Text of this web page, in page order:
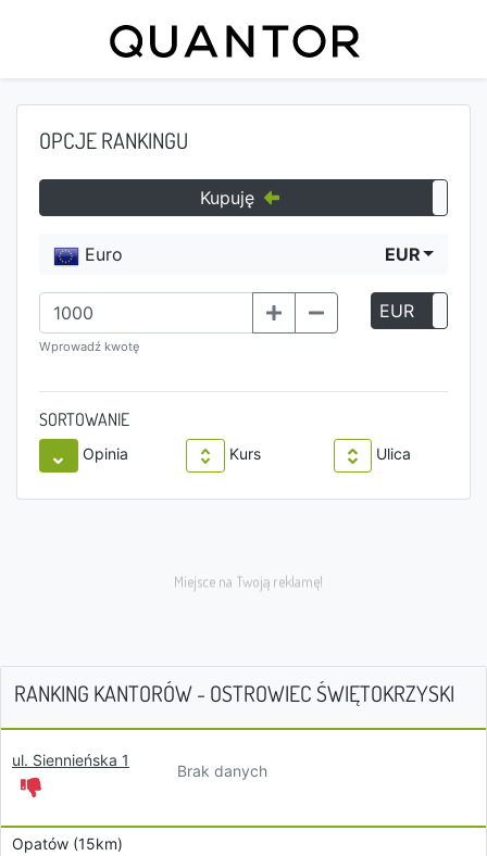
OPCJE RANKINGU
Kupuję
Euro EUR
Wprowadź kwotę
EUR
SORTOWANIE
Opinia Kurs Ulica
RANKING KANTORÓW - OSTROWIEC ŚWIĘTOKRZYSKI
ul. Siennieńska 1
Brak danych
Opatów (15km)